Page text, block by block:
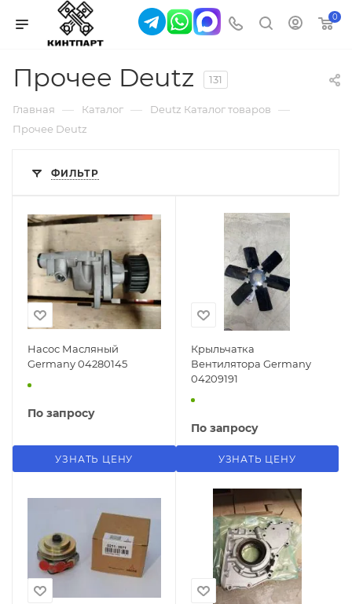
0
Прочее Deutz 131
Главная — Каталог — Deutz Каталог товаров —
Прочее Deutz
ФИЛЬТР
Насос Масляный
Germany 04280145
По запросу
УЗНАТЬ ЦЕНУ
Крыльчатка
Вентилятора Germany
04209191
По запросу
УЗНАТЬ ЦЕНУ